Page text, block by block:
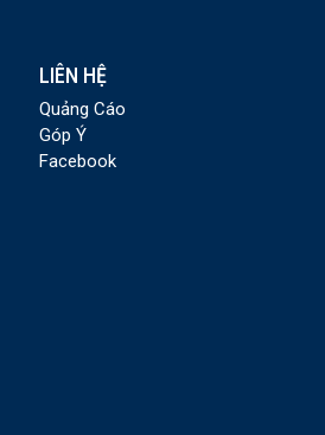
LIÊN HỆ
Quảng Cáo
Góp Ý
Facebook